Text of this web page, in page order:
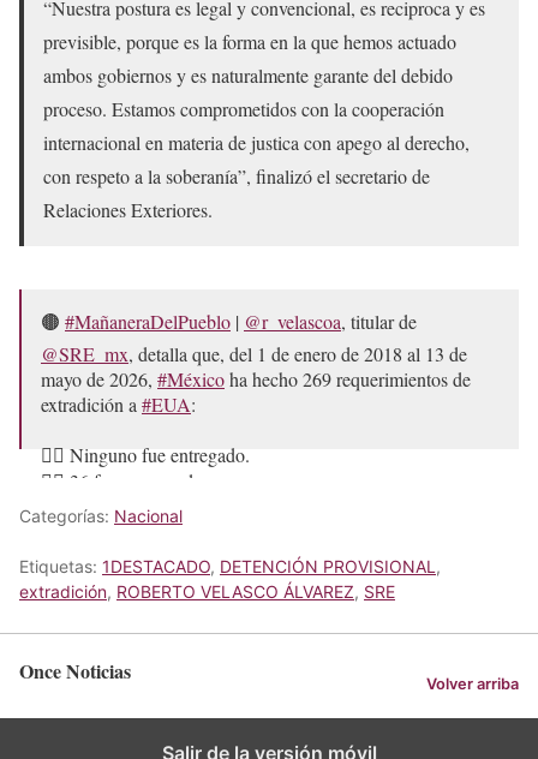
“Nuestra postura es legal y convencional, es reciproca y es
previsible, porque es la forma en la que hemos actuado
ambos gobiernos y es naturalmente garante del debido
proceso. Estamos comprometidos con la cooperación
internacional en materia de justica con apego al derecho,
con respeto a la soberanía”, finalizó el secretario de
Relaciones Exteriores.
🟤 #MañaneraDelPueblo | @r_velascoa, titular de
@SRE_mx, detalla que, del 1 de enero de 2018 al 13 de
mayo de 2026, #Méxicoha hecho 269 requerimientos de
extradición a#EUA:
👉🏼 Ninguno fue entregado.
👉🏼 36 fueron negados.
👉🏼 223 están pendientes.
👉🏼 50 son solicitudes de…
— Once Noticias (@OnceNoticiasTV)May 19, 2026
Categorías: Nacional
Etiquetas: 1DESTACADO, DETENCIÓN PROVISIONAL ,
extradición, ROBERTO VELASCO ÁLVAREZ, SRE
Once Noticias Volver arriba
Salir de la versión móvil